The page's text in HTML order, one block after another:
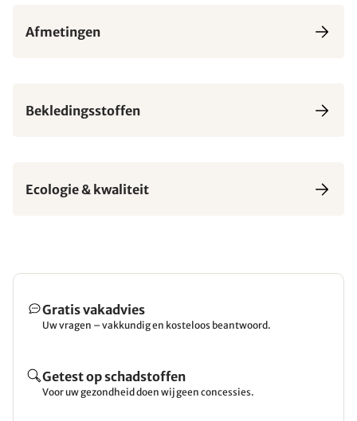
Afmetingen
Bekledingsstoffen
Ecologie & kwaliteit
Gratis vakadvies
Uw vragen – vakkundig en kosteloos beantwoord.
Getest op schadstoffen
Voor uw gezondheid doen wij geen concessies.